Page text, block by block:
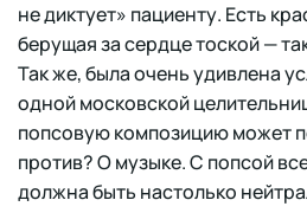
не диктует» пациенту. Есть
берущая за сердце тоской —
Так же, была очень удивлена
одной московской
попсовую композицию может
против? О музыке. С попсой
должна быть настолько